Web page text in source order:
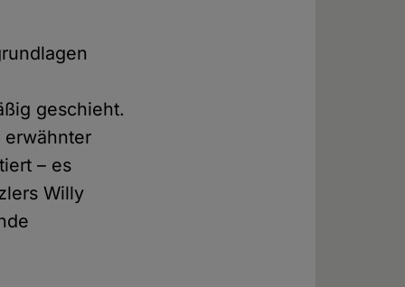
geschieht.
erwähnter
– es
Willy